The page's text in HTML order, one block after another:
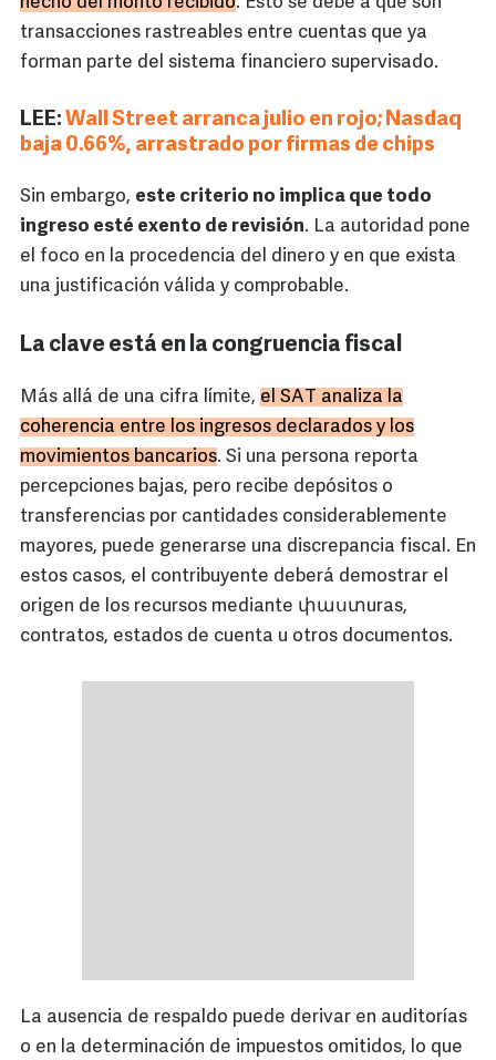
transacciones rastreables entre cuentas que ya
forman parte del sistema financiero supervisado.
LEE: Wall Street arranca julio en rojo; Nasdaq
baja 0.66%, arrastrado por firmas de chips
Sin embargo, este criterio no implica que todo
ingreso esté exento de revisión. La autoridad pone
el foco en la procedencia del dinero y en que exista
una justificación válida y comprobable.
La clave está en la congruencia fiscal
Más allá de una cifra límite, el SAT analiza la
coherencia entre los ingresos declarados y los
movimientos bancarios. Si una persona reporta
percepciones bajas, pero recibe depósitos o
transferencias por cantidades considerablemente
mayores, puede generarse una discrepancia fiscal. En
estos casos, el contribuyente deberá demostrar el
origen de los recursos mediante փաստuras,
contratos, estados de cuenta u otros documentos.
La ausencia de respaldo puede derivar en auditorías
o en la determinación de impuestos omitidos, lo que